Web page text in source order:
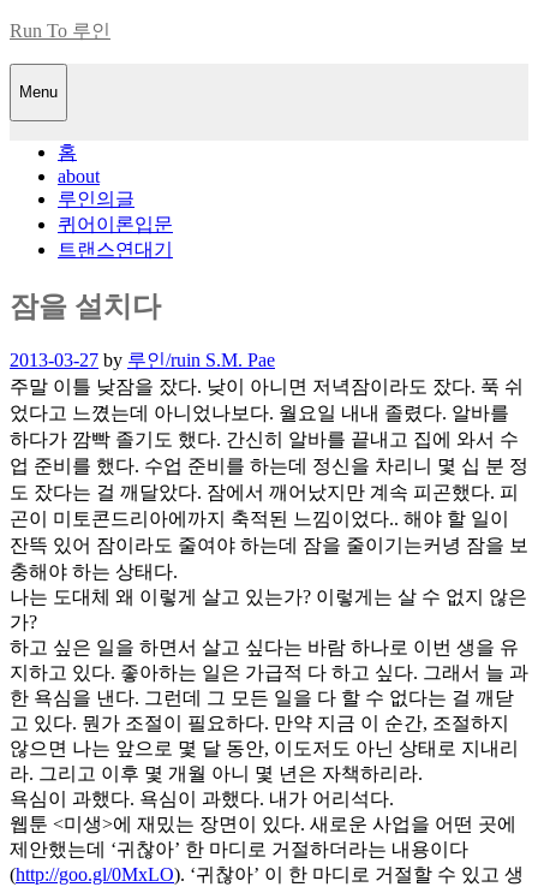
Skip
content
Run To 루인
Menu
홈
about
루인의글
퀴어이론입문
트랜스연대기
잠을 설치다
Posted
on
2013-03-27 by 루인/ruin S.M. Pae
주말 이틀 낮잠을 잤다. 낮이 아니면 저녁잠이라도 잤다. 푹 쉬
었다고 느꼈는데 아니었나보다. 월요일 내내 졸렸다. 알바를
하다가 깜빡 졸기도 했다. 간신히 알바를 끝내고 집에 와서 수
업 준비를 했다. 수업 준비를 하는데 정신을 차리니 몇 십 분 정
도 잤다는 걸 깨달았다. 잠에서 깨어났지만 계속 피곤했다. 피
곤이 미토콘드리아에까지 축적된 느낌이었다.. 해야 할 일이
잔뜩 있어 잠이라도 줄여야 하는데 잠을 줄이기는커녕 잠을 보
충해야 하는 상태다.
나는 도대체 왜 이렇게 살고 있는가? 이렇게는 살 수 없지 않은
가?
하고 싶은 일을 하면서 살고 싶다는 바람 하나로 이번 생을 유
지하고 있다. 좋아하는 일은 가급적 다 하고 싶다. 그래서 늘 과
한 욕심을 낸다. 그런데 그 모든 일을 다 할 수 없다는 걸 깨닫
고 있다. 뭔가 조절이 필요하다. 만약 지금 이 순간, 조절하지
않으면 나는 앞으로 몇 달 동안, 이도저도 아닌 상태로 지내리
라. 그리고 이후 몇 개월 아니 몇 년은 자책하리라.
욕심이 과했다. 욕심이 과했다. 내가 어리석다.
웹툰 <미생>에 재밌는 장면이 있다. 새로운 사업을 어떤 곳에
제안했는데 ‘귀찮아’ 한 마디로 거절하더라는 내용이다
(http://goo.gl/0MxLO). ‘귀찮아’ 이 한 마디로 거절할 수 있고 생